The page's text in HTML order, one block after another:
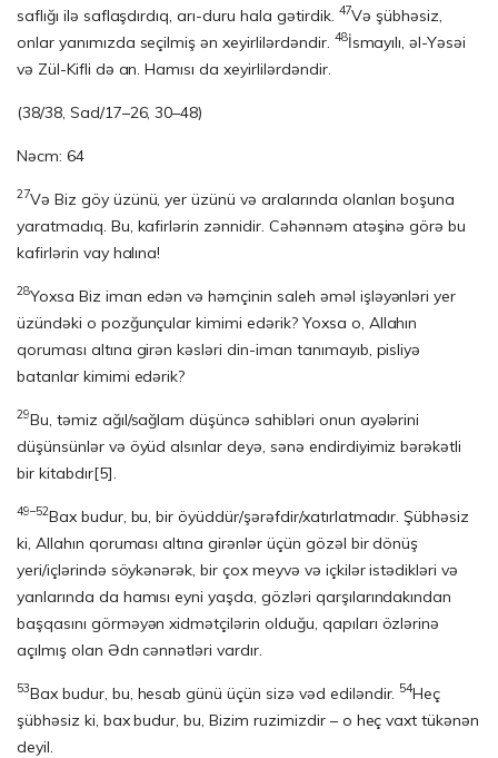
saflığı ilə saflaşdırdıq, arı-duru hala gətirdik. 47Və şübhəsiz,
onlar yanımızda seçilmiş ən xeyirlilərdəndir. 48İsmayılı, əl-Yəsəi
və Zül-Kifli də an. Hamısı da xeyirlilərdəndir.
(38/38, Sad/17–26, 30–48)
Nəcm: 64
27Və Biz göy üzünü, yer üzünü və aralarında olanları boşuna
yaratmadıq. Bu, kafirlərin zənnidir. Cəhənnəm atəşinə görə bu
kafirlərin vay halına!
28Yoxsa Biz iman edən və həmçinin saleh əməl işləyənləri yer
üzündəki o pozğunçular kimimi edərik? Yoxsa o, Allahın
qoruması altına girən kəsləri din-iman tanımayıb, pisliyə
batanlar kimimi edərik?
29Bu, təmiz ağıl/sağlam düşüncə sahibləri onun ayələrini
düşünsünlər və öyüd alsınlar deyə, sənə endirdiyimiz bərəkətli
bir kitabdır[5].
49–52Bax budur, bu, bir öyüddür/şərəfdir/xatırlatmadır. Şübhəsiz
ki, Allahın qoruması altına girənlər üçün gözəl bir dönüş
yeri/içlərində söykənərək, bir çox meyvə və içkilər istədikləri və
yanlarında da hamısı eyni yaşda, gözləri qarşılarındakından
başqasını görməyən xidmətçilərin olduğu, qapıları özlərinə
açılmış olan Ədn cənnətləri vardır.
53Bax budur, bu, hesab günü üçün sizə vəd ediləndir. 54Heç
şübhəsiz ki, bax budur, bu, Bizim ruzimizdir – o heç vaxt tükənən
deyil.